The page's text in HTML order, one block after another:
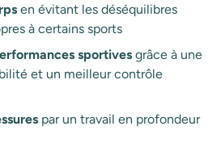
en évitant les déséquilibres
à certains sports
sportives grâce à une
et un meilleur contrôle
par un travail en profondeur